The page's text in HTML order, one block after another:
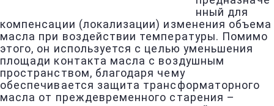
нный для
компенсации (локализации) изменения объема
масла при воздействии температуры. Помимо
этого, он используется с целью уменьшения
площади контакта масла с воздушным
пространством, благодаря чему
обеспечивается защита трансформаторного
масла от преждевременного старения –